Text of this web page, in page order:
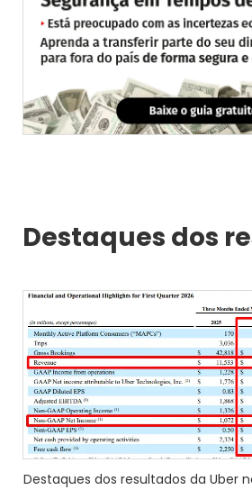
Destaques dos
Destaques dos resultados da Uber